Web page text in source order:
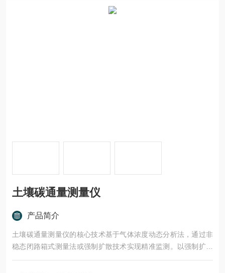
土壤碳通量测量仪
产品简介
土壤碳通量测量仪的核心技术基于气体浓度动态分析法，通过非
稳态闭路箱式测量法或强制扩散技术实现精准监测。以强制扩散
式系统为例，其内置微型气泵以1.8L/min的恒定流量抽取土壤表